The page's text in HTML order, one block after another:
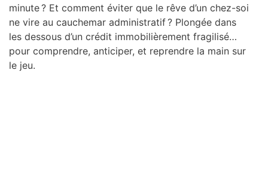
minute ? Et comment éviter que le rêve d’un chez-soi
ne vire au cauchemar administratif ? Plongée dans
les dessous d’un crédit immobilièrement fragilisé…
pour comprendre, anticiper, et reprendre la main sur
le jeu.